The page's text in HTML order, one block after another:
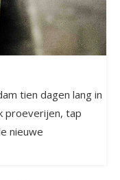
tien dagen lang in
proeverijen, tap
nieuwe